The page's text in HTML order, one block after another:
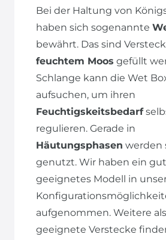
Bei der Haltung von
haben sich sogenannte
bewährt. Das sind
feuchtem Moos gefüllt
Schlange kann die Wet
aufsuchen, um ihren
Feuchtigskeitsbedarf
regulieren. Gerade in
Häutungsphasen werden
genutzt. Wir haben ein gut
geeignetes Modell in
aufgenommen. Weitere
geeignete Verstecke